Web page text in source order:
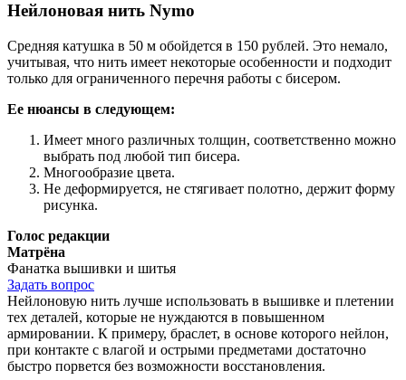
Нейлоновая нить Nymo
Средняя катушка в 50 м обойдется в 150 рублей. Это немало,
учитывая, что нить имеет некоторые особенности и подходит
только для ограниченного перечня работы с бисером.
Ее нюансы в следующем:
Имеет много различных толщин, соответственно можно
выбрать под любой тип бисера.
Многообразие цвета.
Не деформируется, не стягивает полотно, держит форму
рисунка.
Голос редакции
Матрёна
Фанатка вышивки и шитья
Задать вопрос
Нейлоновую нить лучше использовать в вышивке и плетении
тех деталей, которые не нуждаются в повышенном
армировании. К примеру, браслет, в основе которого нейлон,
при контакте с влагой и острыми предметами достаточно
быстро порвется без возможности восстановления.